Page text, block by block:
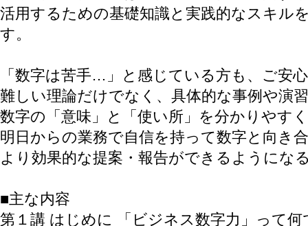
活用するための基礎知識と実践的なスキル
す。
「数字は苦手…」と感じている方も、ご安
難しい理論だけでなく、具体的な事例や演
数字の「意味」と「使い所」を分かりやす
明日からの業務で自信を持って数字と向き
より効果的な提案・報告ができるようにな
■主な内容
第１講 はじめに 「ビジネス数字力」って何